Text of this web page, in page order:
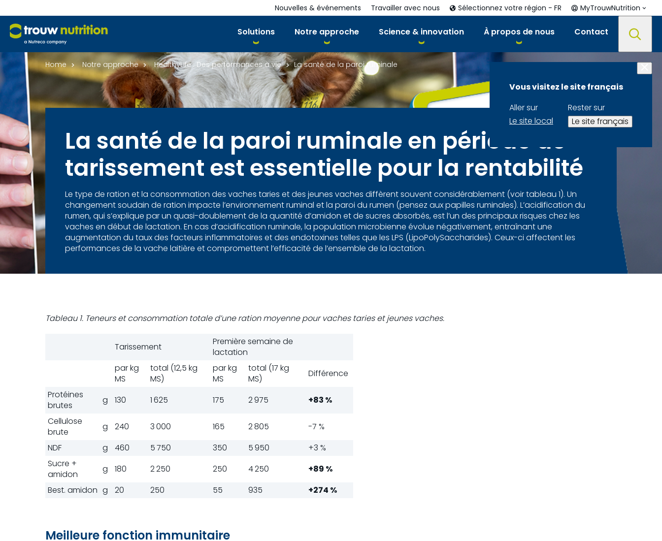
Solutions Notre approche Science & innovation À propos de nous Contact
Nouvelles & événements Travailler avec nous Sélectionnez votre région - FR MyTrouwNutrition
Vous visitez le site français
Aller sur
Le site local
Rester sur
Le site français
Home Notre approche HealthyLife : Des performances à vie La santé de la paroi ruminale
La santé de la paroi ruminale en période de
tarissement est essentielle pour la rentabilité
Le type de ration et la consommation des vaches taries et des jeunes vaches diffèrent souvent considérablement (voir tableau 1). Un
changement soudain de ration impacte l’environnement ruminal et la paroi du rumen (pensez aux papilles ruminales). L’acidification du
rumen, qui s’explique par un quasi-doublement de la quantité d’amidon et de sucres absorbés, est l’un des principaux risques chez les
vaches en début de lactation. En cas d’acidification ruminale, la population microbienne évolue négativement, entraînant une
augmentation du taux des facteurs inflammatoires et des endotoxines telles que les LPS (LipoPolySaccharides). Ceux-ci affectent les
performances de la vache laitière et compromettent l’efficacité de l’ensemble de la lactation.
Tableau 1. Teneurs et consommation totale d’une ration moyenne pour vaches taries et jeunes vaches.
Tarissement
Première semaine de
lactation
par kg
MS
total (12,5 kg
MS)
par kg
MS
total (17 kg
MS)
Différence
Protéines
brutes
g 130 1 625 175 2 975
+83 %
Cellulose
brute
g 240 3 000 165 2 805
-7 %
NDF
g 460 5 750 350 5 950
+3 %
Sucre +
amidon
g 180 2 250 250 4 250
+89 %
Best. amidon g 20 250 55 935 +274 %
Meilleure fonction immunitaire